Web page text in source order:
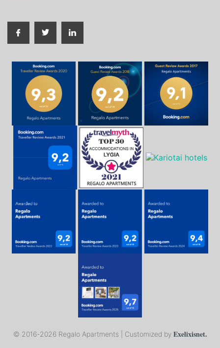
© 2016-2026 Regalo Apartments | Customized by Exelixisnet.